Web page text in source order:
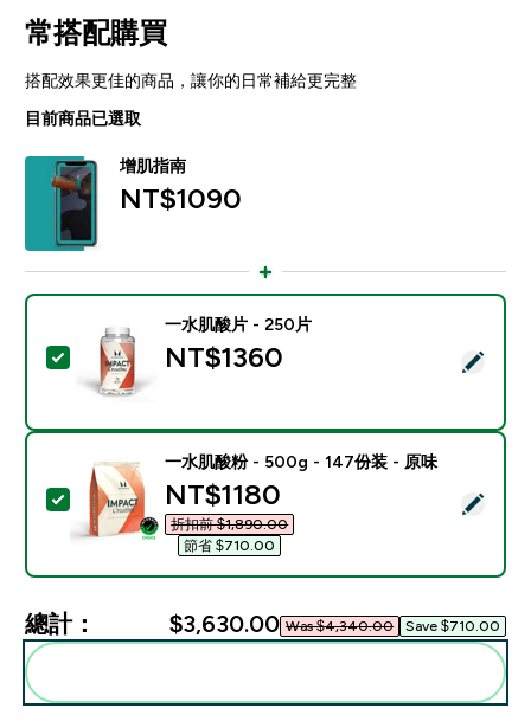
常搭配購買
搭配效果更佳的商品，讓你的日常補給更完整
目前商品已選取
增肌指南
NT$1090‎
選取此商品 - 一水肌酸片 - 250片
一水肌酸片 - 250片
NT$1360‎
選取此商品 - 一水肌酸粉 - 500g - 147份装 - 原味
一水肌酸粉 - 500g - 147份装 - 原味
discounted price
NT$1180‎
折扣前 $1,890.00‎
節省 $710.00‎
總計： $3,630.00‎ Was $4,340.00‎ Save $710.00‎